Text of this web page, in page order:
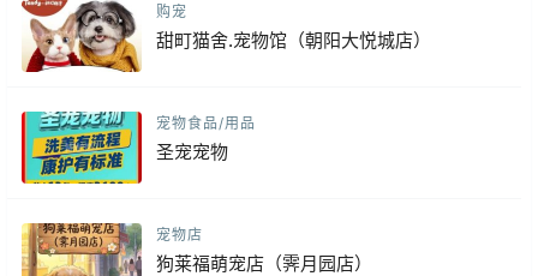
购宠
甜町猫舍.宠物馆（朝阳大悦城店）
宠物食品/用品
圣宠宠物
宠物店
狗莱福萌宠店（霁月园店）